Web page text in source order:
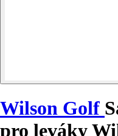
Wilson Golf
pro leváky